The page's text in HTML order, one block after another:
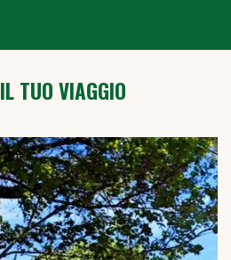
TUO VIAGGIO